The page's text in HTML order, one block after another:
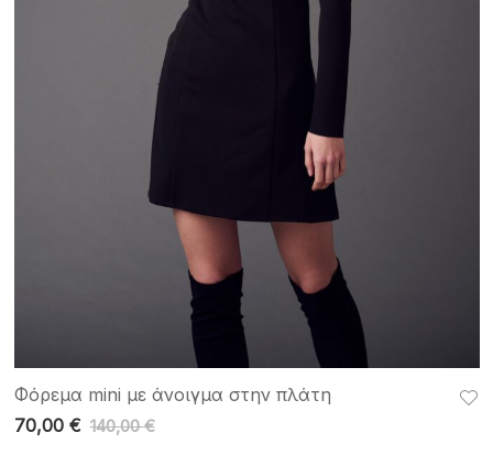
Φόρεμα mini με άνοιγμα στην πλάτη
140,00€
70,00 €